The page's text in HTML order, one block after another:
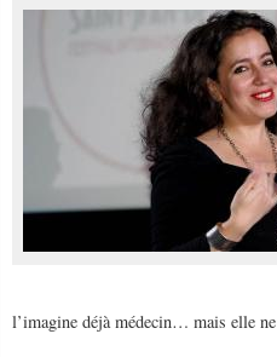
l’imagine déjà médecin… mais elle